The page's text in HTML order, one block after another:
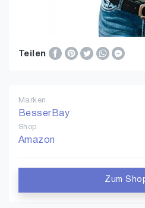
Teilen
Marken
BesserBay
Shop
Amazon
Zum